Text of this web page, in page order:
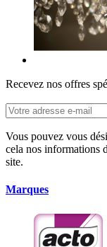
Recevez nos offres
Vous pouvez vous
cela nos informations
site.
Marques